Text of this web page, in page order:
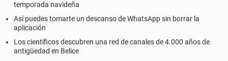
temporada navideña
Así puedes tomarte un descanso de WhatsApp sin borrar la
aplicación
Los científicos descubren una red de canales de 4.000 años de
antigüedad en Belice